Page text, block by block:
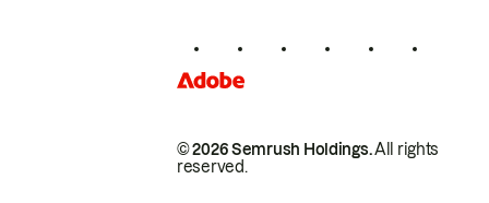
© 2026 Semrush Holdings.All rights
reserved.